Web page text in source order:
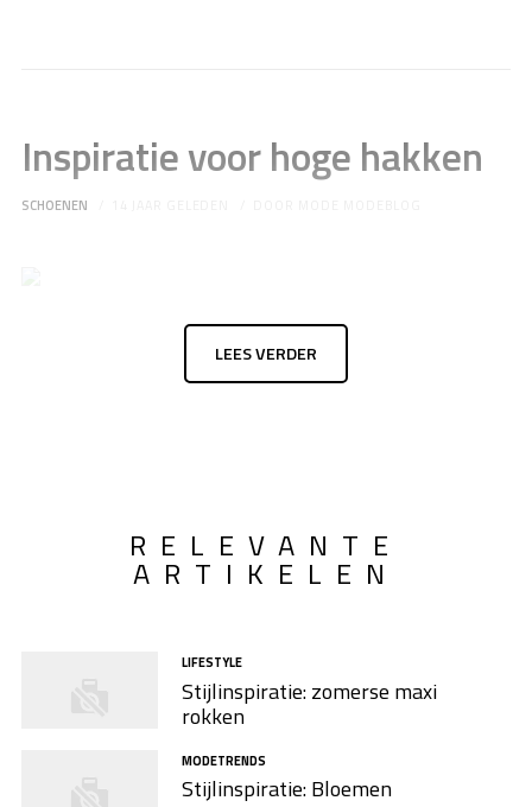
Inspiratie voor hoge hakken
SCHOENEN
LEES VERDER
RELEVANTE
ARTIKELEN
LIFESTYLE
Stijlinspiratie: zomerse maxi
rokken
MODETRENDS
Stijlinspiratie: Bloemen